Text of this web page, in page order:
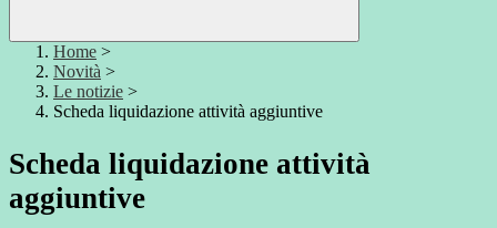
Home >
Novità >
Le notizie >
Scheda liquidazione attività aggiuntive
Scheda liquidazione attività
aggiuntive